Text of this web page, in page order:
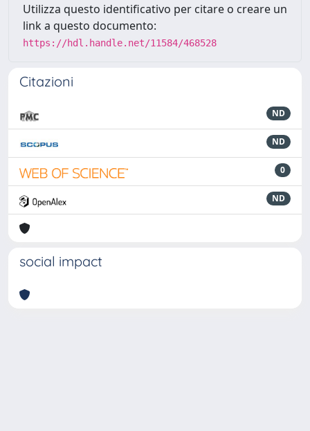
Utilizza questo identificativo per citare o creare un
link a questo documento:
https://hdl.handle.net/11584/468528
Citazioni
ND
ND
0
ND
social impact